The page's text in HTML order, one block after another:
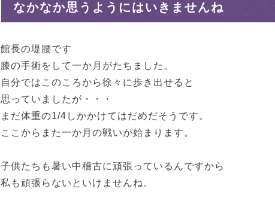
なかなか思うようにはいきませんね
館長の堤腰です
膝の手術をして一か月がたちました。
自分ではこのころから徐々に歩き出せると
思っていましたが・・・
まだ体重の1/4しかかけてはだめだそうです。
ここからまた一か月の戦いが始まります。
子供たちも暑い中稽古に頑張っているんですから
私も頑張らないといけませんね。